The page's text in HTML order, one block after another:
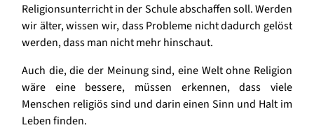
Religionsunterricht in der Schule abschaffen soll. Werden
wir älter, wissen wir, dass Probleme nicht dadurch gelöst
werden, dass man nicht mehr hinschaut.
Auch die, die der Meinung sind, eine Welt ohne Religion
wäre eine bessere, müssen erkennen, dass viele
Menschen religiös sind und darin einen Sinn und Halt im
Leben finden.